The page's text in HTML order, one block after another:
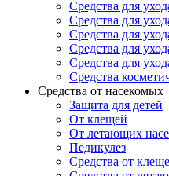
Средства для
Средства для
Средства для
Средства для
Средства для
Средства
Средства от насекомых
Защита для детей
От клещей
От летающих
Педикулез
Средства от